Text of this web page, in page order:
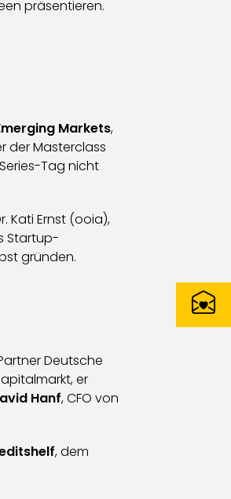
präsentieren.
Markets,
der Masterclass
Tag nicht
Kati Ernst (ooia),
Startup-
gründen.
Deutsche
er
Hanf, CFO von
, dem